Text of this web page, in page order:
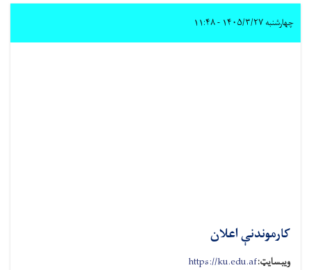
چهارشنبه ۱۴۰۵/۳/۲۷ - ۱۱:۴۸
کارموندنې اعلان
ویبسایټ:https://ku.edu.af